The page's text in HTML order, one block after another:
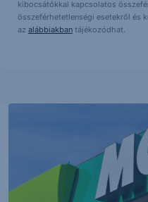
kibocsátókkal kapcsolatos
összeférhetetlenségi esetekről és
az alábbiakbantájékozódhat.